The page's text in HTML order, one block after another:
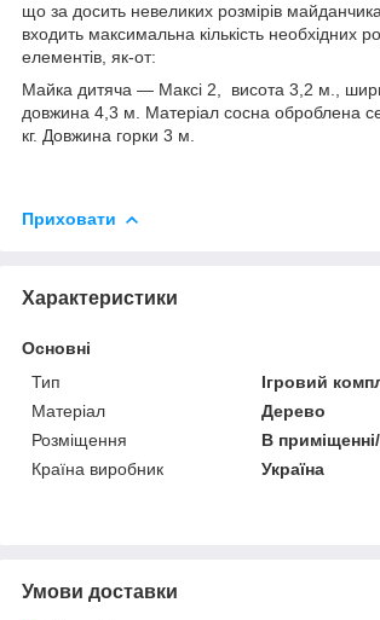
що за досить невеликих розмірів
входить максимальна кількість необхідних
елементів, як-от:
Майка дитяча — Максі 2, висота 3,2 м.,
довжина 4,3 м. Матеріал сосна оброблена
кг. Довжина горки 3 м.
Приховати
Характеристики
Основні
Тип
Ігровий
Матеріал
Дерево
Розміщення
В
Країна виробник
Україна
Умови доставки